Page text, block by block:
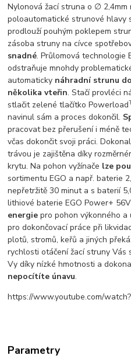
Nylonová žací struna o ∅ 2,4mm
poloautomatické strunové hlavy
prodlouží pouhým poklepem
zásoba struny na cívce
snadné. Průlomová technologie
odstraňuje mnohdy
automaticky náhradní strunu
několika vteřin. Stačí provléci
stlačit zelené tlačítko Powerload
navinul sám a proces dokončil.
pracovat bez přerušení i méně
včas dokončit svoji práci.
trávou je zajištěna díky
krytu. Na pohon vyžínače lze
sortimentu EGO a např. baterie
nepřetržitě 30 minut a s baterií
lithiové baterie EGO Power+
energie pro pohon výkonného a
pro dokončovací práce při
plotů, stromů, keřů a jiných
rychlosti otáčení žací struny Vás
Vy díky nízké hmotnosti a
nepocítíte únavu.
https://www.youtube.com/
Parametry